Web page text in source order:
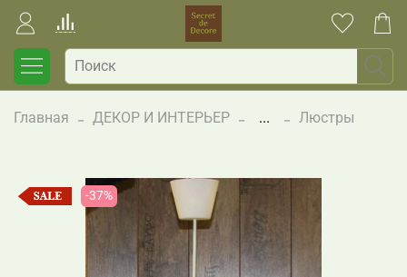
Главная ДЕКОР И ИНТЕРЬЕР ... Люстры
-37%